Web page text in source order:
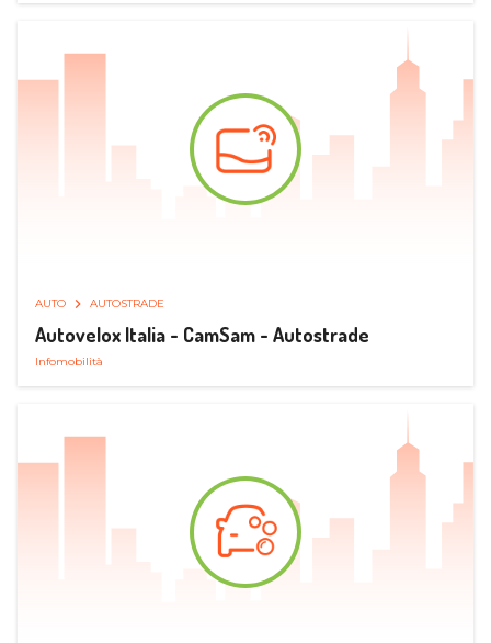
AUTO AUTOSTRADE
Autovelox Italia - CamSam - Autostrade
Infomobilità